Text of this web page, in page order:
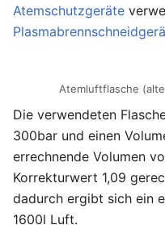
Atemschutzgeräte
Atemluftflasche
Die verwendeten
300bar und einen
errechnende Volumen
Korrekturwert 1,09
dadurch ergibt sich ein
1600l Luft.